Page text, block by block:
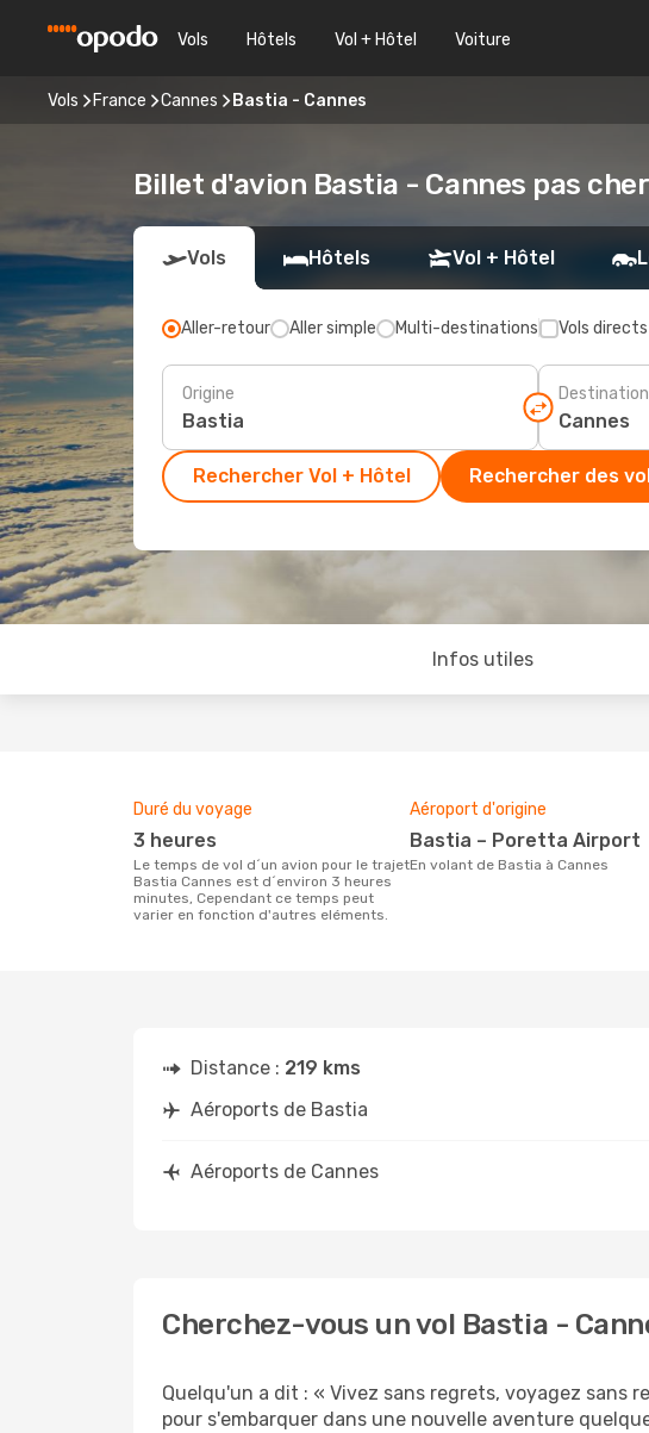
Vols Hôtels Vol + Hôtel Voiture
Vols France Cannes Bastia - Cannes
Billet d'avion Bastia - Cannes pas cher
Vols Hôtels Vol + Hôtel
Aller-retour Aller simple Multi-destinations Vols directs
Origine Destination
Rechercher Vol + Hôtel Rechercher des
Infos utiles
Duré du voyage
3 heures
Le temps de vol d´un avion pour le trajet
Bastia Cannes est d´environ 3 heures
minutes, Cependant ce temps peut
varier en fonction d'autres eléments.
Aéroport d'origine
Bastia – Poretta Airport
En volant de Bastia à Cannes
Distance : 219 kms
Aéroports de Bastia
Aéroports de Cannes
Cherchez-vous un vol Bastia -
Quelqu'un a dit : « Vivez sans regrets, voyagez sans
pour s'embarquer dans une nouvelle aventure